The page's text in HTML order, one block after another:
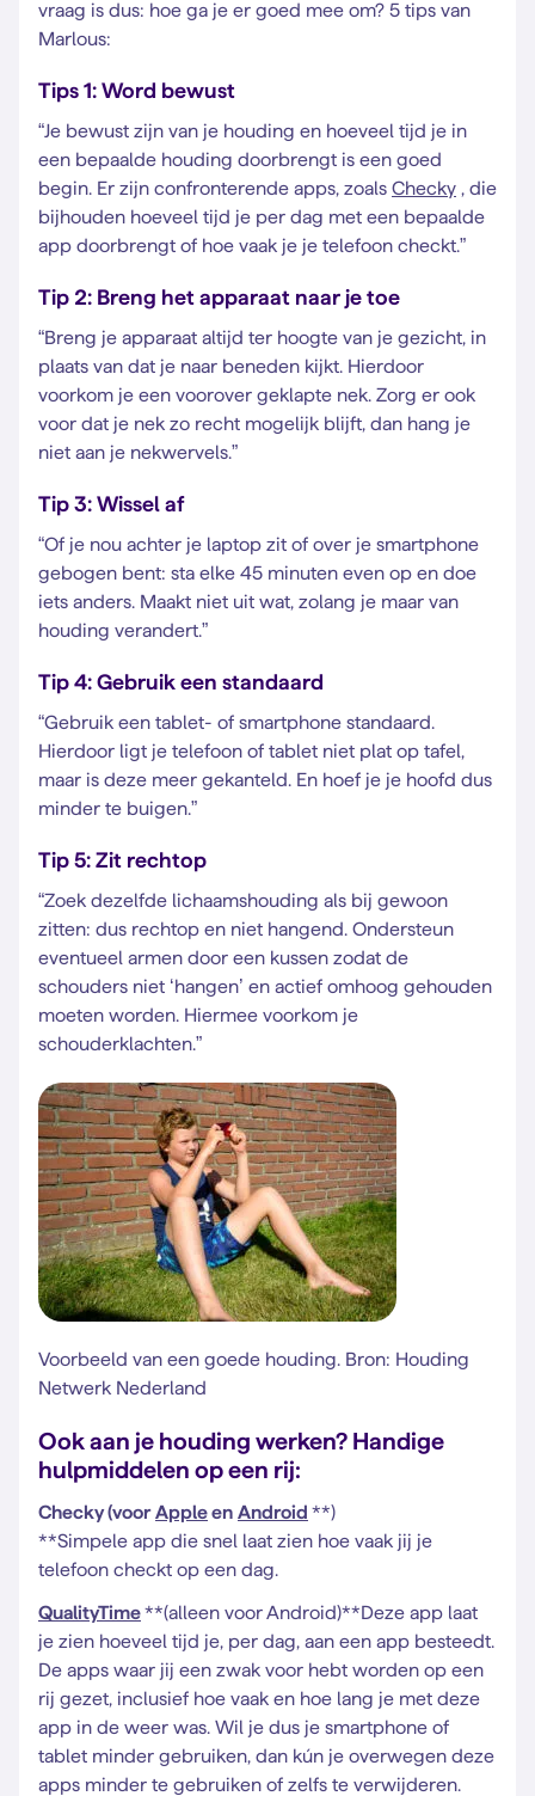
vraag is dus: hoe ga je er goed mee om? 5 tips van
Marlous:
Tips 1: Word bewust
“Je bewust zijn van je houding en hoeveel tijd je in
een bepaalde houding doorbrengt is een goed
begin. Er zijn confronterende apps, zoals Checky , die
bijhouden hoeveel tijd je per dag met een bepaalde
app doorbrengt of hoe vaak je je telefoon checkt.”
Tip 2: Breng het apparaat naar je toe
“Breng je apparaat altijd ter hoogte van je gezicht, in
plaats van dat je naar beneden kijkt. Hierdoor
voorkom je een voorover geklapte nek. Zorg er ook
voor dat je nek zo recht mogelijk blijft, dan hang je
niet aan je nekwervels.”
Tip 3: Wissel af
“Of je nou achter je laptop zit of over je smartphone
gebogen bent: sta elke 45 minuten even op en doe
iets anders. Maakt niet uit wat, zolang je maar van
houding verandert.”
Tip 4: Gebruik een standaard
“Gebruik een tablet- of smartphone standaard.
Hierdoor ligt je telefoon of tablet niet plat op tafel,
maar is deze meer gekanteld. En hoef je je hoofd dus
minder te buigen.”
Tip 5: Zit rechtop
“Zoek dezelfde lichaamshouding als bij gewoon
zitten: dus rechtop en niet hangend. Ondersteun
eventueel armen door een kussen zodat de
schouders niet ‘hangen’ en actief omhoog gehouden
moeten worden. Hiermee voorkom je
schouderklachten.”
Voorbeeld van een goede houding. Bron: Houding
Netwerk Nederland
Ook aan je houding werken? Handige
hulpmiddelen op een rij:
Checky (voor Appleen Android **)
**Simpele app die snel laat zien hoe vaak jij je
telefoon checkt op een dag.
QualityTime**(alleen voor Android)**Deze app laat
je zien hoeveel tijd je, per dag, aan een app besteedt.
De apps waar jij een zwak voor hebt worden op een
rij gezet, inclusief hoe vaak en hoe lang je met deze
app in de weer was. Wil je dus je smartphone of
tablet minder gebruiken, dan kún je overwegen deze
apps minder te gebruiken of zelfs te verwijderen.